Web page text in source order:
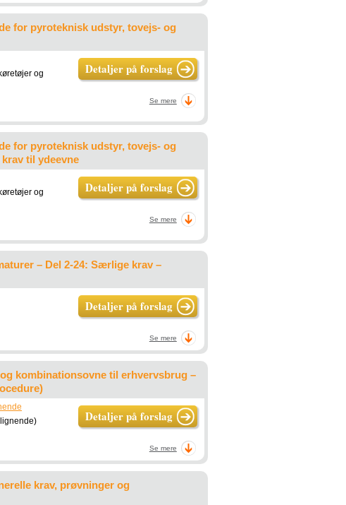
for pyroteknisk udstyr, tovejs- og
og
Detaljer på forslag
Se mere
for pyroteknisk udstyr, tovejs- og
til ydeevne
og
Detaljer på forslag
Se mere
– Del 2-24: Særlige krav –
Detaljer på forslag
Se mere
kombinationsovne til erhvervsbrug –
Detaljer på forslag
Se mere
krav, prøvninger og